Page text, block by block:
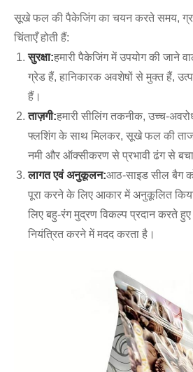
सूखे फल की पैकेजिंग का चयन करते समय,
चिंताएँ होती हैं:
सुरक्षा:हमारी पैकेजिंग में उपयोग की जाने
ग्रेड हैं, हानिकारक अवशेषों से मुक्त हैं,
हैं।
ताज़गी:हमारी सीलिंग तकनीक, उच्च-
फ्लशिंग के साथ मिलकर, सूखे फल की
नमी और ऑक्सीकरण से प्रभावी ढंग से
लागत एवं अनुकूलन:आठ-साइड सील बैग
पूरा करने के लिए आकार में अनुकूलित
लिए बहु-रंग मुद्रण विकल्प प्रदान करते
नियंत्रित करने में मदद करता है।